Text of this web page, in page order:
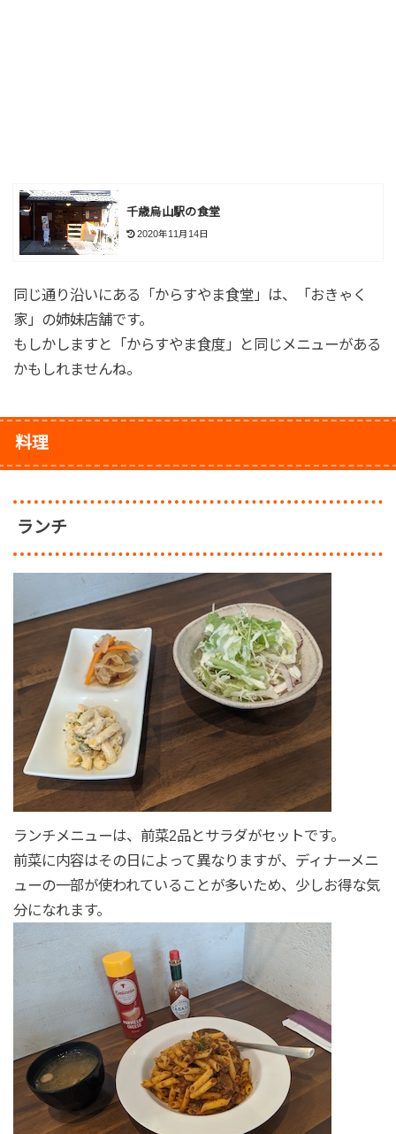
千歳烏山駅の食堂
2020年11月14日
同じ通り沿いにある「からすやま食堂」は、「おきゃく
家」の姉妹店舗です。
もしかしますと「からすやま食度」と同じメニューがある
かもしれませんね。
料理
ランチ
ランチメニューは、前菜2品とサラダがセットです。
前菜に内容はその日によって異なりますが、ディナーメニ
ューの一部が使われていることが多いため、少しお得な気
分になれます。